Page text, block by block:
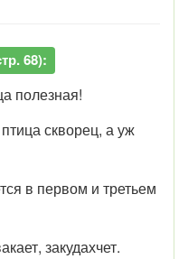
68):
полезная!
скворец, а уж
в первом и третьем
закудахчет.